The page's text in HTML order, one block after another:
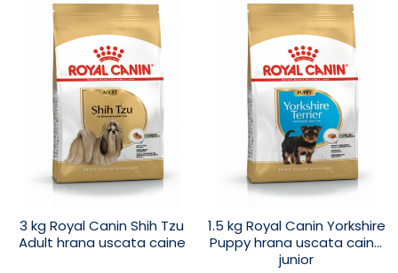
3 kg Royal Canin Shih Tzu
Adult hrana uscata caine
1.5 kg Royal Canin Yorkshire
Puppy hrana uscata caine
junior